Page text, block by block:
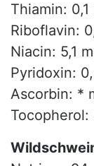
Thiamin: 0,1
Riboflavin:
Niacin: 5,1
Pyridoxin:
Ascorbin: *
Tocopherol: